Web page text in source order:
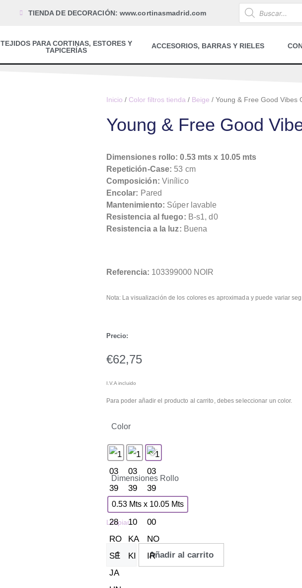
TIENDA DE DECORACIÓN: www.cortinasmadrid.com
TEJIDOS PARA CORTINAS, ESTORES Y
TAPICERÍAS
ACCESORIOS, BARRAS Y RIELES
Inicio / Color filtros tienda / Beige / Young & Free Good Vibes
Young & Free Good
Dimensiones rollo: 0.53 mts x 10.05 mts
Repetición-Case: 53 cm
Composición: Vinílico
Encolar: Pared
Mantenimiento: Súper lavable
Resistencia al fuego: B-s1, d0
Resistencia a la luz: Buena
Referencia: 103399000 NOIR
Nota: La visualización de los colores es aproximada y puede variar
Precio:
€62,75
I.V.A incluido
Para poder añadir el producto al carrito, debes seleccionar un color.
Color
Dimensiones Rollo
0.53 Mts x 10.05 Mts
Limpiar
Añadir al carrito